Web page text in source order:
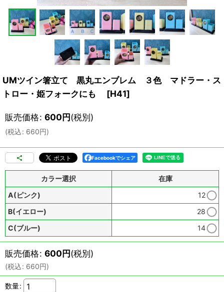
UMツイン箸立て 黒丸エンブレム ３色 マドラー・ス
トロー・姫フォークにも
[H41]
販売価格: 600円(税別)
(税込: 660円)
Facebookでシェア
カラー選択
在庫
A(ピンク)
12
B(イエロー)
28
C(ブルー)
14
販売価格: 600円(税別)
(税込: 660円)
数量: